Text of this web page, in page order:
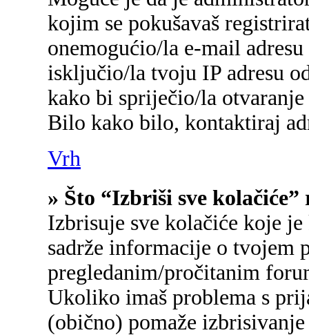
kojim se pokušavaš
onemogućio/la e-mail
isključio/la tvoju IP adresu
kako bi spriječio/la
Bilo kako bilo, kontaktiraj
Vrh
» Što “Izbriši sve kolačiće”
Izbrisuje sve kolačiće koje
sadrže informacije o tvojem
pregledanim/pročitanim
Ukoliko imaš problema s
(obično) pomaže